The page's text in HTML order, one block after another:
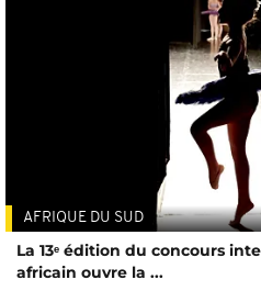
AFRIQUE DU SUD
La 13ᵉ édition du concours
africain ouvre la ...